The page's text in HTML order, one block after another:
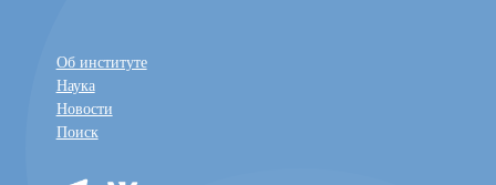
Об институте
Наука
Новости
Поиск